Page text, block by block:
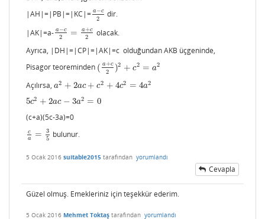
|AH|=|PB|=|KC|= a−c
2
a−c2 dir.
|AK|=a- a−c
2 = a+c
2
a−c2 =a +c2
olacak.
Ayrıca, |DH|=|CP|=|AK|=c olduğundan AKB üçgeninde,
Pisagor teoreminden ( a+c
2 )2 + c2 = a2
( a+c2)2 +c2=a 2
Açılırsa, a2 + 2ac + c2 + 4c2 = 4a2
a2 +2ac+c2+ 4c2 =4 a2
5c2 + 2ac − 3a2 = 0
5c2 +2 ac−3 a2 =0
(c+a)(5c-3a)=0
c
a
=
3
5
ca =3 5 bulunur.
5 Ocak 2016 suitable2015 tarafından yorumlandı
Cevapla
Güzel olmuş. Emekleriniz için teşekkür ederim.
5 Ocak 2016 Mehmet Toktaş tarafından yorumlandı